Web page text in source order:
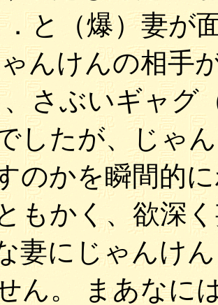
．と（爆）妻が
んけんの相手
、さぶいギャグ
したが、じゃ
のかを瞬間的
もかく、欲深
妻にじゃんけ
ん。 まあなに